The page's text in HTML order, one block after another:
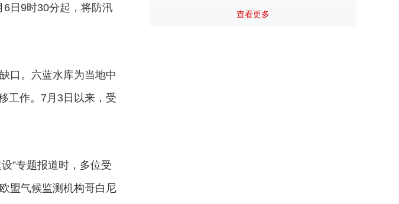
日9时30分起，将防汛
口。六蓝水库为当地中
工作。7月3日以来，受
”专题报道时，多位受
盟气候监测机构哥白尼
查看更多